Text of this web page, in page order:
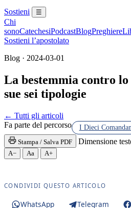
Sostieni ☰
Chi
sonoCatechesiPodcastBlogPreghiere
Sostieni l’apostolato
Blog · 2024-03-01
La bestemmia contro
sue sei tipologie
← Tutti gli articoli
Fa parte del percorso
I Dieci
Stampa / Salva PDF
Dimensione
A− Aa A+
CONDIVIDI QUESTO ARTICOLO
WhatsApp Telegram